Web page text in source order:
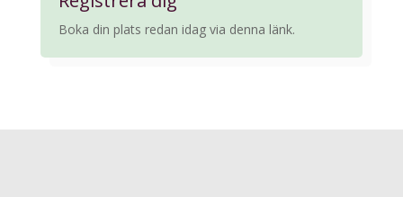
Boka din plats redan idag via denna länk.